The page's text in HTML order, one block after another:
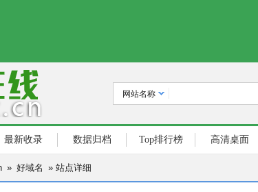
网站名称
最新收录 数据归档 Top排行榜 高清桌面
» 好域名 » 站点详细